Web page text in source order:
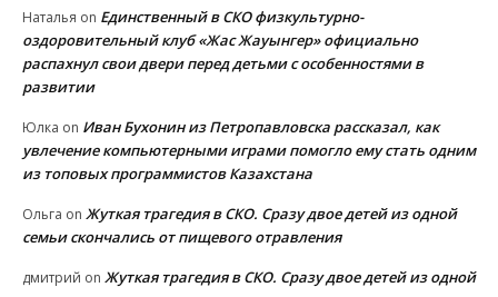
Наталья on Единственный в СКО физкультурно-
оздоровительный клуб «Жас Жауынгер» официально
распахнул свои двери перед детьми с особенностями в
развитии
Юлка on Иван Бухонин из Петропавловска рассказал, как
увлечение компьютерными играми помогло ему стать одним
из топовых программистов Казахстана
Ольга on Жуткая трагедия в СКО. Сразу двое детей из одной
семьи скончались от пищевого отравления
дмитрий on Жуткая трагедия в СКО. Сразу двое детей из одной